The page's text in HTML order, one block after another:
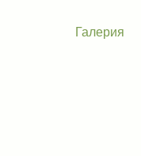
Галерия